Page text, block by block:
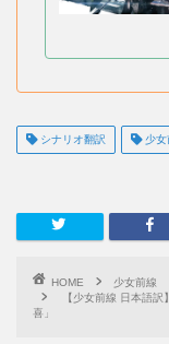
シナリオ翻訳 少女
HOME
少女前線
【少女前線 日本語
喜」